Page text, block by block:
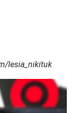
lesia_nikituk